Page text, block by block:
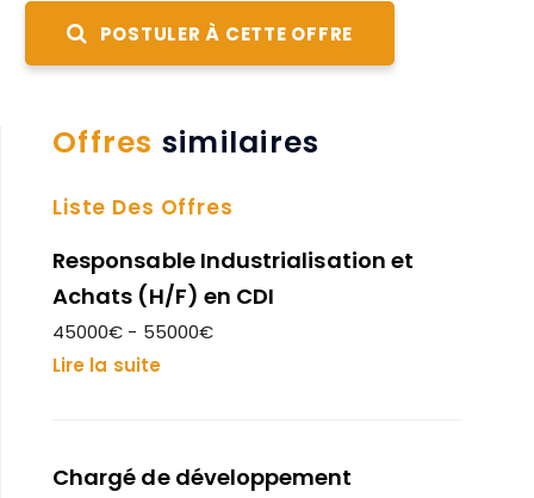
POSTULER À CETTE OFFRE
Offres similaires
Liste Des Offres
Responsable Industrialisation et
Achats (H/F) en CDI
45000€ - 55000€
Lire la suite
Chargé de développement